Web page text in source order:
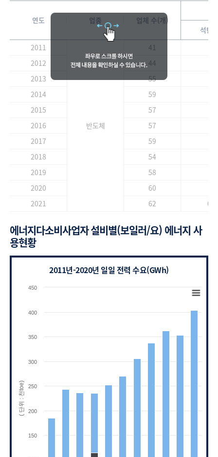
연도 업종
업체 수(개)
석탄
2011
반도체
41
2012
44
2013
55
2014
59
2015
57
2016
57
2017
59
2018
54
2019
58
2020
60
2021
62 0
에너지다소비사업자 설비별(보일러/요) 에너지 사
용현황
2011년-2020년 일일 전력 수요(GWh)
The chart has 1 Y axis displaying ( 단위 : 천
( 단위 : 천toe)
150
200
250
300
350
400
450